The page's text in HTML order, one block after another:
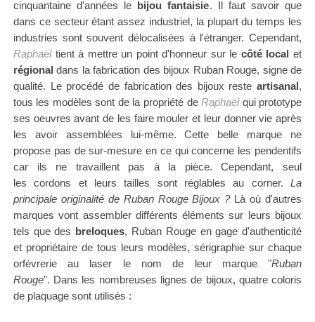
cinquantaine d'années le bijou fantaisie. Il faut savoir que
dans ce secteur étantassez industriel, la plupart du temps les
industries sont souvent délocalisées à l'étranger. Cependant,
Raphaëltient à mettre un point d'honneur sur le côté local et
régional dans la fabrication des bijoux Ruban Rouge, signe de
qualité. Le procédé de fabrication des bijoux resteartisanal,
tous les modèles sont de la propriété deRaphaëlqui prototype
ses oeuvres avant de les faire mouler et leur donner vie après
les avoir assemblées lui-même.Cette belle marque ne
propose pas de sur-mesure en ce qui concerne les pendentifs
car ils ne travaillent pas à la pièce. Cependant, seul
lescordons et leurs tailles sont réglables au corner.La
principale originalité de Ruban Rouge Bijoux ? Là où d'autres
marques vont assembler différents éléments sur leurs bijoux
tels que des breloques, Ruban Rouge en gage d'authenticité
et propriétaire de tous leurs modèles,sérigraphie sur chaque
orfèvrerie au laser le nom de leur marque "Ruban
Rouge". Dans les nombreuses lignes de bijoux, quatre coloris
de plaquage sont utilisés :